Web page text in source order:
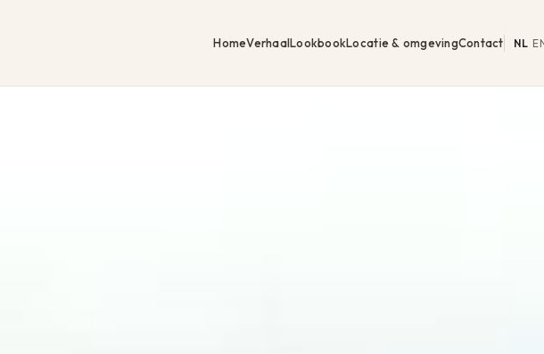
HomeVerhaalLookbookLocatie & omgevingContact NL